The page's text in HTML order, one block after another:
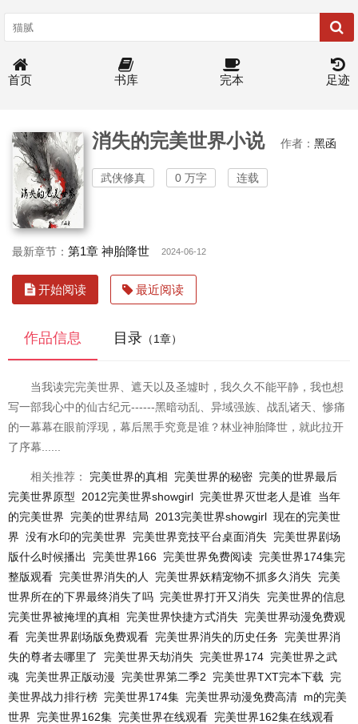
首页 书库 完本 足迹
消失的完美世界小说 作者： 黑函
武侠修真 0 万字 连载
最新章节： 第1章 神胎降世 2024-06-12
开始阅读 最近阅读
作品信息 目录 （1章）
当我读完完美世界、遮天以及圣墟时，我久久不能平静，我也想
写一部我心中的仙古纪元------黑暗动乱、异域强族、战乱诸天、惨痛
的一幕幕在眼前浮现，幕后黑手究竟是谁？林业神胎降世，就此拉开
了序幕......
相关推荐： 完美世界的真相 完美世界的秘密 完美的世界最后
完美世界原型
2012完美世界showgirl 完美世界灭世老人是谁 当年
的完美世界
完美的世界结局 2013完美世界showgirl 现在的完美世
界 没有水印的完美世界 完美世界竞技平台桌面消失
完美世界剧场
版什么时候播出
完美世界166 完美世界免费阅读 完美世界174集完
整版观看 完美世界消失的人 完美世界妖精宠物不抓多久消失
完美
世界所在的下界最终消失了吗 完美世界打开又消失
完美世界的信息
完美世界被掩埋的真相
完美世界快捷方式消失
完美世界动漫免费观
看 完美世界剧场版免费观看 完美世界消失的历史任务
完美世界消
失的尊者去哪里了
完美世界天劫消失 完美世界174 完美世界之武
魂 完美世界正版动漫 完美世界第二季2 完美世界TXT完本下载
完
美世界战力排行榜 完美世界174集 完美世界动漫免费高清 m的完美
世界
完美世界162集 完美世界在线观看 完美世界162集在线观看